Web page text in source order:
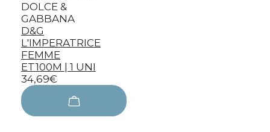
DOLCE &
GABBANA
D&G
L'IMPERATRICE
FEMME
ET100M | 1 UNI
34,69€